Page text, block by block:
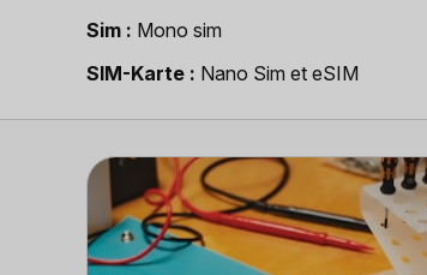
Sim
Mono sim
SIM-Karte
Nano Sim et eSIM